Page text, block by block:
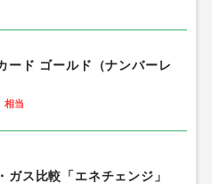
ード ゴールド（ナンバーレ
相当
ガス比較「エネチェンジ」